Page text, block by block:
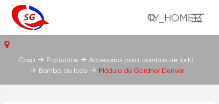
TY_HOME13
Casa Productos
Accesorios para bombas de lodo
Bomba de lodo
Módulo de Gardner Denver